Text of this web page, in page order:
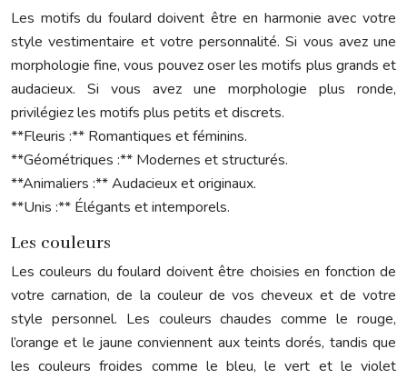
Les motifs du foulard doivent être en harmonie avec votre
style vestimentaire et votre personnalité. Si vous avez une
morphologie fine, vous pouvez oser les motifs plus grands et
audacieux. Si vous avez une morphologie plus ronde,
privilégiez les motifs plus petits et discrets.
**Fleuris :** Romantiques et féminins.
**Géométriques :** Modernes et structurés.
**Animaliers :** Audacieux et originaux.
**Unis :** Élégants et intemporels.
Les couleurs
Les couleurs du foulard doivent être choisies en fonction de
votre carnation, de la couleur de vos cheveux et de votre
style personnel. Les couleurs chaudes comme le rouge,
l’orange et le jaune conviennent aux teints dorés, tandis que
les couleurs froides comme le bleu, le vert et le violet